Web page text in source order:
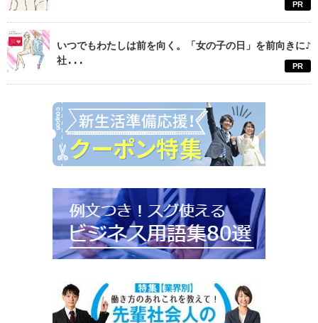
PR
いつでもわたしは前を向く。「女の子の日」を前向きに♪
社...
PR